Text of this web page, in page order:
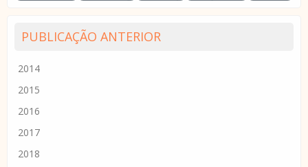
PUBLICAÇÃO ANTERIOR
2014
2015
2016
2017
2018